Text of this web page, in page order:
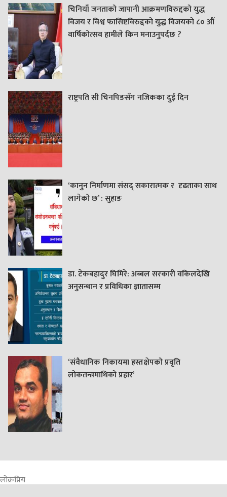
चिनियाँ जनताको जापानी आक्रमणविरुद्दको युद्ध
विजय र विश्व फासिष्टविरुद्दको युद्ध विजयको ८० औं
वार्षिकोत्सव हामीले किन मनाउनुपर्दछ ?
राष्ट्रपति सी चिनपिङसँग नजिकका दुई दिन
‘कानुन निर्माणमा संसद् सकारात्मक र दृढताका साथ
लागेको छ’ : सुहाङ
डा. टेकबहादुर घिमिरे: अब्बल सरकारी वकिलदेखि
अनुसन्धान र प्रविधिका ज्ञातासम्म
‘संवैधानिक निकायमा हस्तक्षेपको प्रवृति
लोकतन्त्रमाथिको प्रहार’
लोक्रप्रिय